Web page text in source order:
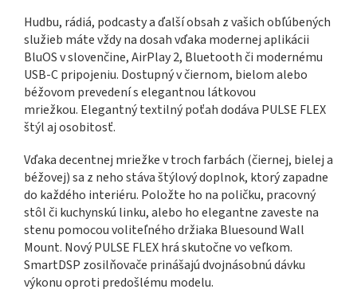
Hudbu, rádiá, podcasty a ďalší obsah z vašich obľúbených
služieb máte vždy na dosah vďaka modernej aplikácii
BluOS v slovenčine, AirPlay 2, Bluetooth či modernému
USB-C pripojeniu. Dostupný v čiernom, bielom alebo
béžovom prevedení s elegantnou látkovou
mriežkou. Elegantný textilný poťah dodáva PULSE FLEX
štýl aj osobitosť.
Vďaka decentnej mriežke v troch farbách (čiernej, bielej a
béžovej) sa z neho stáva štýlový doplnok, ktorý zapadne
do každého interiéru. Položte ho na poličku, pracovný
stôl či kuchynskú linku, alebo ho elegantne zaveste na
stenu pomocou voliteľného držiaka Bluesound Wall
Mount. Nový PULSE FLEX hrá skutočne vo veľkom.
SmartDSP zosilňovače prinášajú dvojnásobnú dávku
výkonu oproti predošlému modelu.